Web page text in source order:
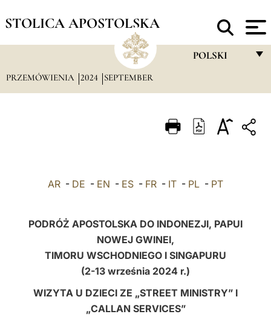
STOLICA APOSTOLSKA
POLSKI
ITALIANO
POLSKI
LATINE
PRZEMÓWIENIA 2024 SEPTEMBER
AR - DE - EN - ES - FR - IT - PL - PT
PODRÓŻ APOSTOLSKA DO INDONEZJI, PAPUI
NOWEJ GWINEI,
TIMORU WSCHODNIEGO I SINGAPURU
(2-13 września 2024 r.)
WIZYTA U DZIECI ZE „STREET MINISTRY” I
„CALLAN SERVICES”